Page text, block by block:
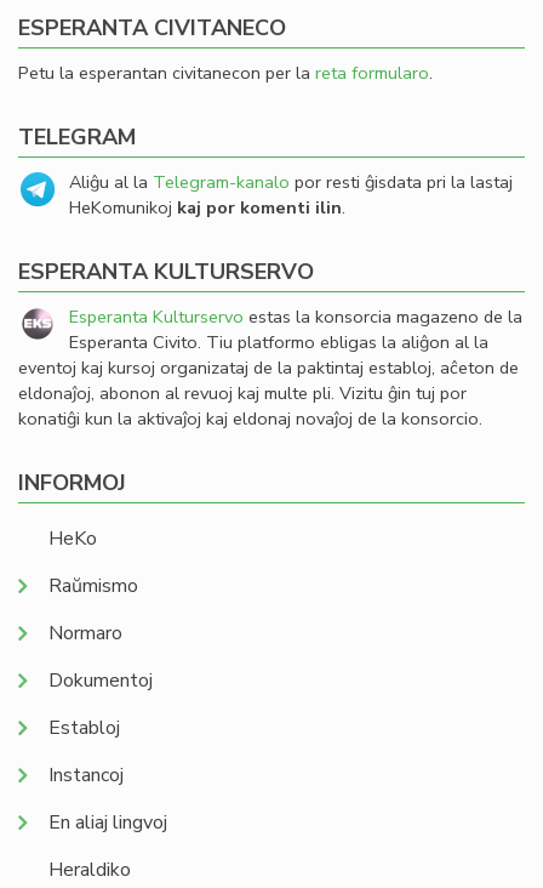
ESPERANTA CIVITANECO
Petu la esperantan civitanecon per la reta formularo.
TELEGRAM
Aliĝu al la Telegram-kanalo por resti ĝisdata pri la lastaj
HeKomunikoj kaj por komenti ilin.
ESPERANTA KULTURSERVO
Esperanta Kulturservo estas la konsorcia magazeno de la
Esperanta Civito. Tiu platformo ebligas la aliĝon al la
eventoj kaj kursoj organizataj de la paktintaj establoj, aĉeton de
eldonaĵoj, abonon al revuoj kaj multe pli. Vizitu ĝin tuj por
konatiĝi kun la aktivaĵoj kaj eldonaj novaĵoj de la konsorcio.
INFORMOJ
HeKo
Raŭmismo
Normaro
Dokumentoj
Establoj
Instancoj
En aliaj lingvoj
Heraldiko